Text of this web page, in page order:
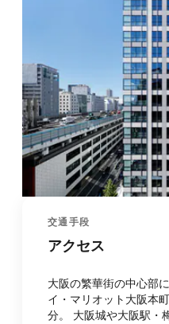
交通手段
アクセス
大阪の繁華街の中心部
イ・マリオット大阪本
分。 大阪城や大阪駅・